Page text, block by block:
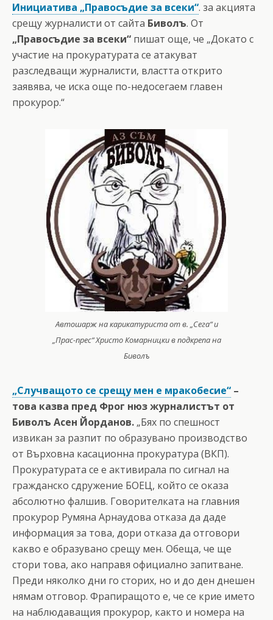
Инициатива „Правосъдие за всеки“. за акцията
срещу журналисти от сайта Биволъ. От
„Правосъдие за всеки“ пишат още, че „Докато с
участие на прокуратурата се атакуват
разследващи журналисти, властта открито
заявява, че иска още по-недосегаем главен
прокурор.“
Автошарж на карикатуриста от в. „Сега“ и
„Прас-прес“ Христо Комарницки в подкрепа на
Биволъ
„Случващото се срещу мен е мракобесие“ –
това казва пред Фрог нюз журналистът от
Биволъ Асен Йорданов. „Бях по спешност
извикан за разпит по образувано производство
от Върховна касационна прокуратура (ВКП).
Прокуратурата се е активирала по сигнал на
гражданско сдружение БОЕЦ, който се оказа
абсолютно фалшив. Говорителката на главния
прокурор Румяна Арнаудова отказа да даде
информация за това, дори отказа да отговори
какво е образувано срещу мен. Обеща, че ще
стори това, ако направя официално запитване.
Преди няколко дни го сторих, но и до ден днешен
нямам отговор. Фрапиращото е, че се крие името
на наблюдаващия прокурор, както и номера на